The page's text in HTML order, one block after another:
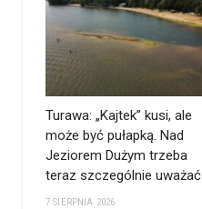
Turawa: „Kajtek” kusi, ale
może być pułapką. Nad
Jeziorem Dużym trzeba
teraz szczególnie uważać
7 SIERPNIA 2026